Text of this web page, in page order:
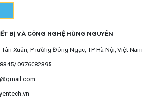
BỊ VÀ CÔNG NGHỆ HÙNG NGUYÊN
Xuân, Phường Đông Ngạc, TP Hà Nội, Việt Nam
0976082395